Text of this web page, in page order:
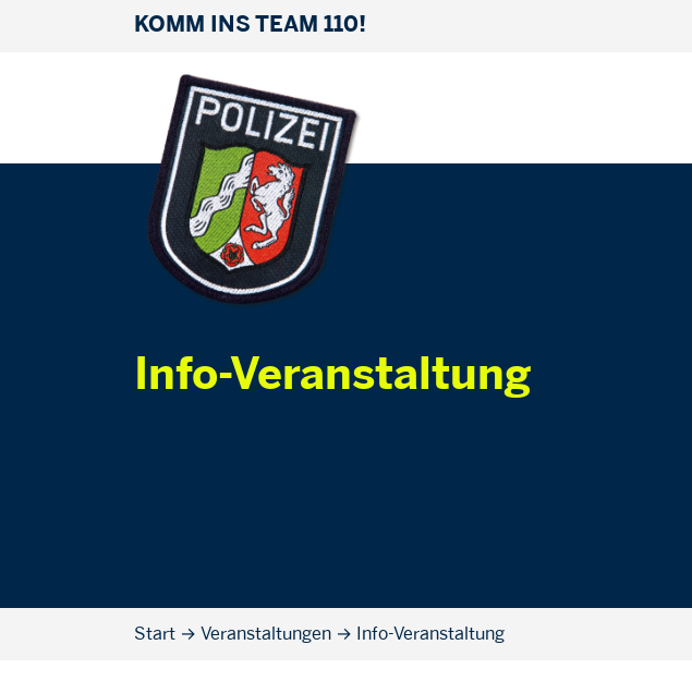
KOMM INS TEAM 110!
Info-Veranstaltung
Start → Veranstaltungen → Info-Veranstaltung